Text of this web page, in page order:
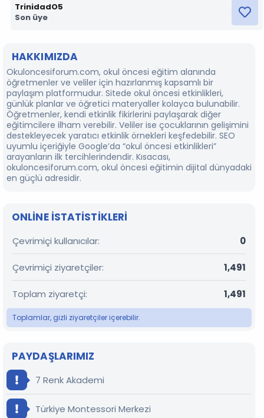
TrinidadO5
Son üye
HAKKIMIZDA
Okuloncesiforum.com, okul öncesi eğitim alanında
öğretmenler ve veliler için hazırlanmış kapsamlı bir
paylaşım platformudur. Sitede okul öncesi etkinlikleri,
günlük planlar ve öğretici materyaller kolayca bulunabilir.
Öğretmenler, kendi etkinlik fikirlerini paylaşarak diğer
eğitimcilere ilham verebilir. Veliler ise çocuklarının gelişimini
destekleyecek yaratıcı etkinlik örnekleri keşfedebilir. SEO
uyumlu içeriğiyle Google’da “okul öncesi etkinlikleri”
arayanların ilk tercihlerindendir. Kısacası,
okuloncesiforum.com, okul öncesi eğitimin dijital dünyadaki
en güçlü adresidir.
ONLINE ISTATISTIKLERI
Çevrimiçi kullanıcılar 0
Çevrimiçi ziyaretçiler 1,491
Toplam ziyaretçi 1,491
Toplamlar, gizli ziyaretçiler içerebilir.
PAYDAŞLARIMIZ
7 Renk Akademi
Türkiye Montessori Merkezi